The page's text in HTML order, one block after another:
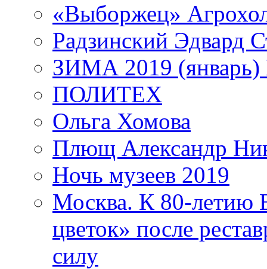
«Выборжец»
Радзинский Эдвард
ЗИМА 2019 (январь)
ПОЛИТЕХ
Ольга Хомова
Плющ Александр
Ночь музеев 2019
Москва. К 80-
цветок» после
силу